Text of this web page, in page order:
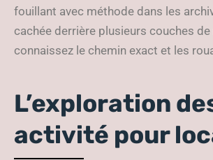
fouillant avec méthode dans les
cachée derrière plusieurs couches
connaissez le chemin exact et les
L’exploration
activité pour